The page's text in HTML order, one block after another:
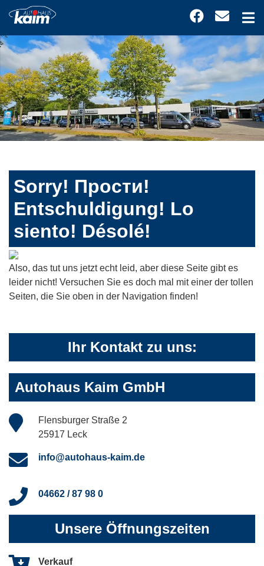
Sorry! Прости!
Entschuldigung! Lo
siento! Désolé!
Also, das tut uns jetzt echt leid, aber diese Seite gibt es
leider nicht! Versuchen Sie es doch mal mit einer der tollen
Seiten, die Sie oben in der Navigation finden!
Ihr Kontakt zu uns:
Autohaus Kaim GmbH
Flensburger Straße 2
25917 Leck
info@autohaus-kaim.de
04662 / 87 98 0
Unsere Öffnungszeiten
Verkauf